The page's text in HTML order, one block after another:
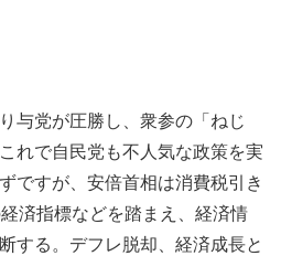
与党が圧勝し、衆参の「ねじ
れで自民党も不人気な政策を実
ですが、安倍首相は消費税引き
済指標などを踏まえ、経済情
する。デフレ脱却、経済成長と